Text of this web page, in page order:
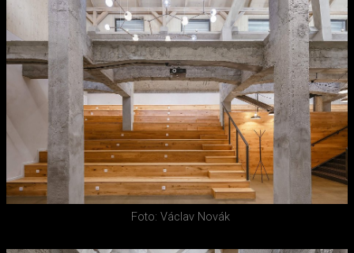
Foto: Václav Novák